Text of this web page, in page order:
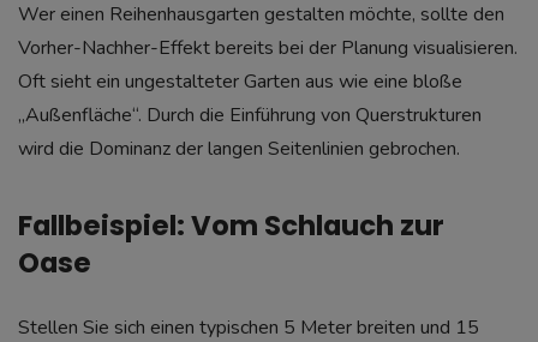
Wer einen Reihenhausgarten gestalten möchte, sollte den
Vorher-Nachher-Effekt bereits bei der Planung visualisieren.
Oft sieht ein ungestalteter Garten aus wie eine bloße
„Außenfläche“. Durch die Einführung von Querstrukturen
wird die Dominanz der langen Seitenlinien gebrochen.
Fallbeispiel: Vom Schlauch zur
Oase
Stellen Sie sich einen typischen 5 Meter breiten und 15